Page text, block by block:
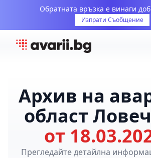
Обратната връзка е винаги
Изпрати Съобщение
Архив на
област Ловеч
от
Прегледайте детайлна